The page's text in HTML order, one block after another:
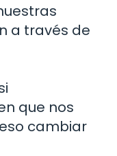
a través de
que nos
cambiar